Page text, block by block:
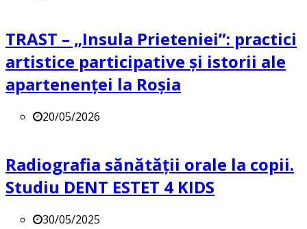
TRAST – „Insula Prieteniei”: practici
artistice participative și istorii ale
apartenenței la Roșia
20/05/2026
Radiografia sănătății orale la copii.
Studiu DENT ESTET 4 KIDS
30/05/2025